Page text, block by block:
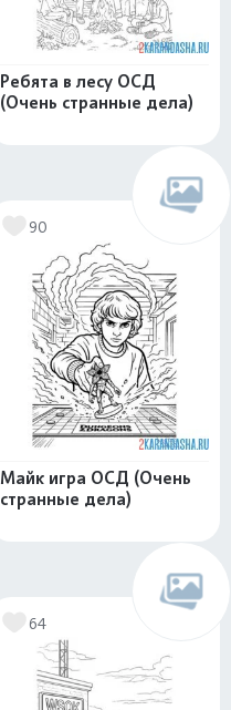
Ребята в лесу ОСД
(Очень странные дела)
90
Майк игра ОСД (Очень
странные дела)
64